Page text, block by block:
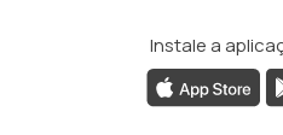
Instale a